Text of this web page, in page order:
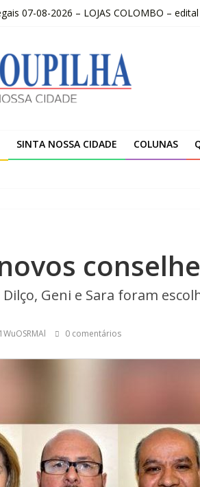
07-08-2026 – LOJAS COLOMBO –
o 5º Festival de Inverno da Escola
de Vento ultrapassa 900
SINTA NOSSA CIDADE COLUNAS
Geni e Sara foram
0 comentários